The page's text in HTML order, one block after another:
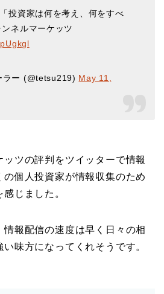
投資家は何を考え、何をすべ
ネルマーケッツ
ー (@tetsu219) May 11,
ッツの評判をツイッターで情報
の個人投資家が情報収集のため
じました。
情報配信の速度は早く日々の相
味方になってくれそうです。